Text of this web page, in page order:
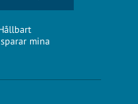
mina